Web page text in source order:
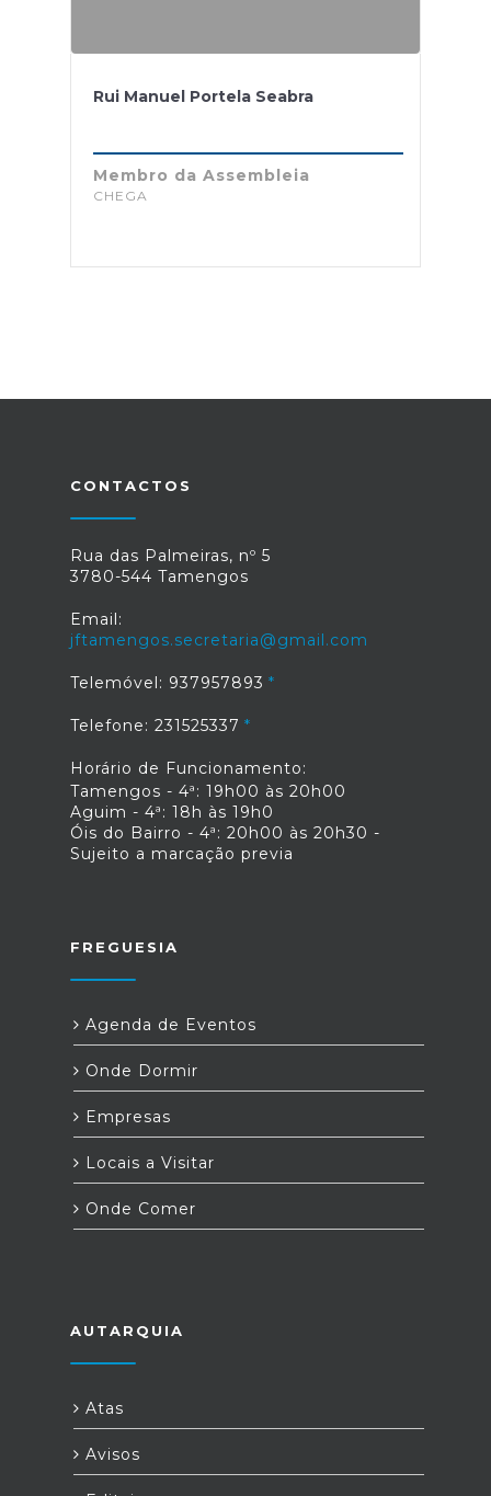
Rui Manuel Portela Seabra
Membro da Assembleia
CHEGA
CONTACTOS
Rua das Palmeiras, nº 5
3780-544 Tamengos
Email:
jftamengos.secretaria@gmail.com
Telemóvel: 937957893
Telefone: 231525337
Horário de Funcionamento:
Tamengos - 4ª: 19h00 às 20h00
Aguim - 4ª: 18h às 19h0
Óis do Bairro - 4ª: 20h00 às 20h30 -
Sujeito a marcação previa
FREGUESIA
Agenda de Eventos
Onde Dormir
Empresas
Locais a Visitar
Onde Comer
AUTARQUIA
Atas
Avisos